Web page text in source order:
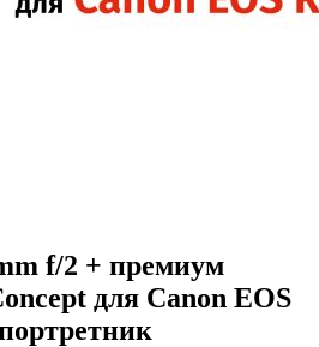
f/2 + премиум
для Canon EOS